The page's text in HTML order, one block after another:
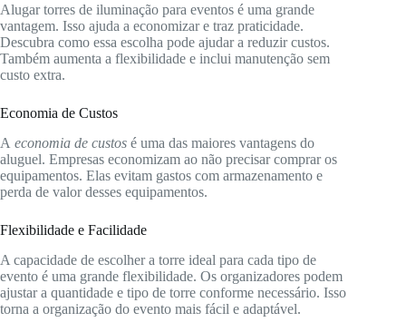
Alugar torres de iluminação para eventos é uma grande
vantagem. Isso ajuda a economizar e traz praticidade.
Descubra como essa escolha pode ajudar a reduzir custos.
Também aumenta a flexibilidade e inclui manutenção sem
custo extra.
Economia de Custos
A economia de custos é uma das maiores vantagens do
aluguel. Empresas economizam ao não precisar comprar os
equipamentos. Elas evitam gastos com armazenamento e
perda de valor desses equipamentos.
Flexibilidade e Facilidade
A capacidade de escolher a torre ideal para cada tipo de
evento é uma grande flexibilidade. Os organizadores podem
ajustar a quantidade e tipo de torre conforme necessário. Isso
torna a organização do evento mais fácil e adaptável.